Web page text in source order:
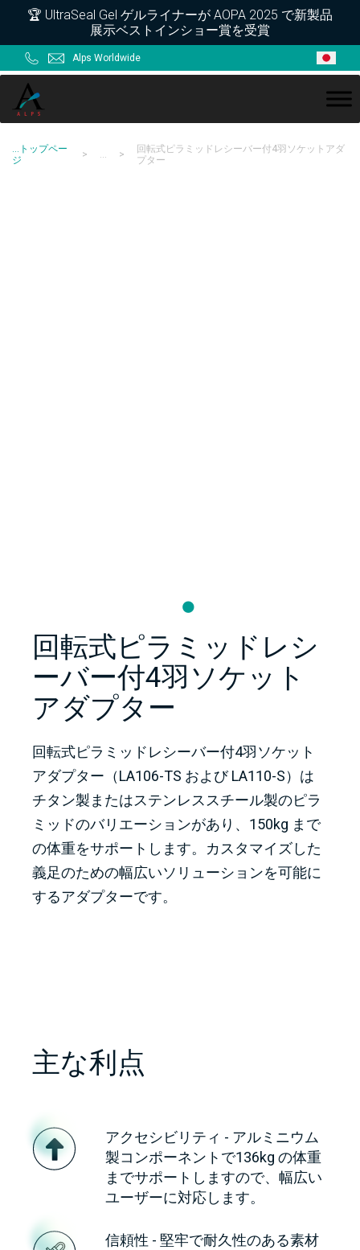
primary
navigation
main
content
primary
sidebar
footer
🏆 UltraSeal Gel ゲルライナーが AOPA 2025 で新製品
展示ベストインショー賞を受賞
Alps Worldwide
ALPS
... トップペー
ジ
> ... >
回転式ピラミッドレシーバー付4羽ソケットアダ
プター
回転式ピラミッドレシ
ーバー付4羽ソケット
アダプター
回転式ピラミッドレシーバー付4羽ソケット
アダプター（LA106-TS および LA110-S）は
チタン製またはステンレススチール製のピラ
ミッドのバリエーションがあり、150kg まで
の体重をサポートします。カスタマイズした
義足のための幅広いソリューションを可能に
するアダプターです。
主な利点
アクセシビリティ - アルミニウム
製コンポーネントで136kg の体重
までサポートしますので、幅広い
ユーザーに対応します。
信頼性 - 堅牢で耐久性のある素材